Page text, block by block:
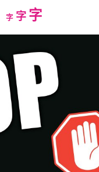
字Decrease
字Reset
字Increase
font